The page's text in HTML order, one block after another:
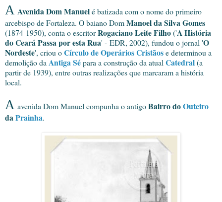
A Avenida Dom Manuelé batizada com o nome do primeiro
arcebispo de Fortaleza. O baiano DomManoel da Silva Gomes
(1874-1950), conta o escritorRogaciano Leite Filho('A História
do Ceará Passa por esta Rua' - EDR, 2002), fundou o jornal 'O
Nordeste', criou oCírculo de Operários Cristãose determinou a
demolição da Antiga Sépara a construção da atual Catedral(a
partir de 1939), entre outras realizações que marcaram a história
local.
A avenida Dom Manuel compunha o antigoBairro doOuteiro
da Prainha.